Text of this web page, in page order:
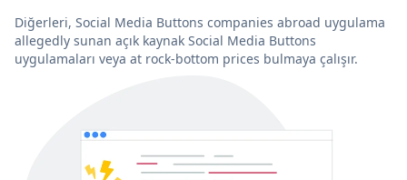
Diğerleri, Social Media Buttons companies abroad uygulama
allegedly sunan açık kaynak Social Media Buttons
uygulamaları veya at rock-bottom prices bulmaya çalışır.